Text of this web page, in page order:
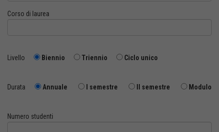
Corso di laurea
Livello Biennio Triennio Ciclo unico
Durata Annuale I semestre II semestre Modulo
Numero studenti